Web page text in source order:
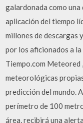
galardonada como una
aplicación del tiempo
millones de descargas
por los aficionados a
Tiempo.com Meteored
meteorológicas
predicción del mundo.
perímetro de 100
área, recibirá una